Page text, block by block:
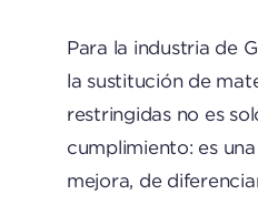
Para la industria de
la sustitución de
restringidas no es
cumplimiento: es
mejora, de